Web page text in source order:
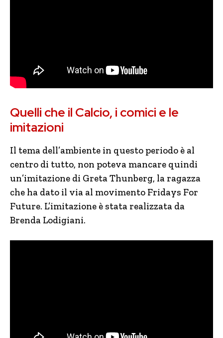
Quelli che il Calcio, i comici e le
imitazioni
Il tema dell’ambiente in questo periodo è al
centro di tutto, non poteva mancare quindi
un’imitazione di Greta Thunberg, la ragazza
che ha dato il via al movimento Fridays For
Future. L’imitazione è stata realizzata da
Brenda Lodigiani.